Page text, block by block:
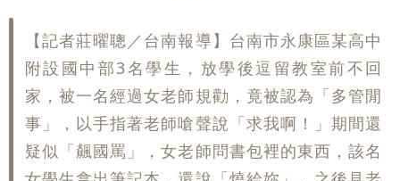
【記者莊曜聰／台南報導】台南市永康區某高中
附設國中部3名學生，放學後逗留教室前不回
家，被一名經過女老師規勸，竟被認為「多管閒
事」，以手指著老師嗆聲說「求我啊！」期間還
疑似「飆國罵」，女老師問書包裡的東西，該名